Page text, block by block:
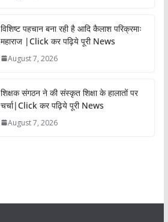
विशिष्ट पहचान बना रही है आदि कैलाश परिक्रमाः
महाराज |Click कर पढ़िये पूरी News
August 7, 2026
शिक्षक संगठन ने की संस्कृत शिक्षा के हालातों पर
चर्चा|Click कर पढ़िये पूरी News
August 7, 2026